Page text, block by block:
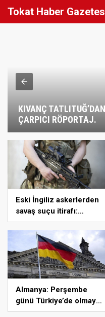
Tokat Haber
KIVANÇ
ÇARPICI RÖPORTAJ.
Eski İngiliz askerlerden
savaş suçu itirafı:
“Silahsız insanları
uykuda öldürdüler”
Almanya: Perşembe
günü Türkiye’de olmaya
hazırız